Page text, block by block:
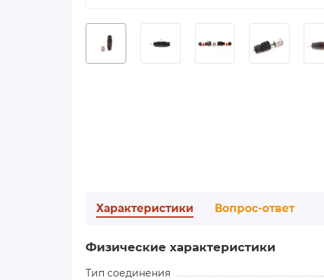
Характеристики Вопрос-ответ
Физические характеристики
Тип соединения